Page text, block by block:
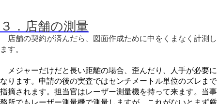
３．店舗の測量
店舗の契約が済んだら、図面作成ために中をくまなく計測し
ます。
メジャーだけだと長い距離の場合、歪んだり、人手が必要に
なります。申請の後の実査ではセンチメートル単位のズレまで
指摘されます。担当官はレーザー測量機を持って来ます。当事